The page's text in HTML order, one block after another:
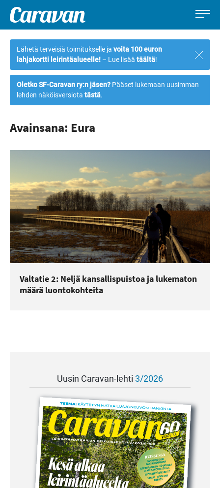
suoraan
sisältöön
Caravan-
lehti
Leirintämatkailun
erikoislehti
Lähetä terveisiä toimitukselle ja voita 100 euron
lahjakortti leirintäalueelle! – Lue lisää täältä!
Sulje
Oletko SF-Caravan ry:n jäsen? Pääset lukemaan uusimman
lehden näköisversiota tästä.
Avainsana: Eura
Valtatie 2: Neljä kansallispuistoa ja lukematon
määrä luontokohteita
Uusin Caravan-lehti 3/2026